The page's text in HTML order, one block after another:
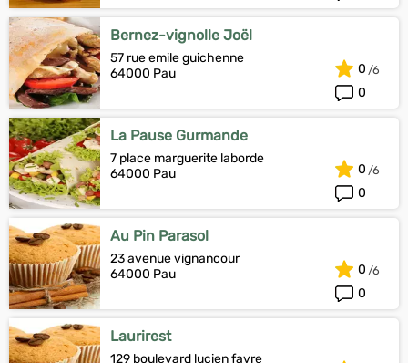
Bernez-vignolle Joël
57 rue emile guichenne
64000 Pau
0
0
La Pause Gurmande
7 place marguerite laborde
64000 Pau
0
0
Au Pin Parasol
23 avenue vignancour
64000 Pau
0
0
Laurirest
129 boulevard lucien favre